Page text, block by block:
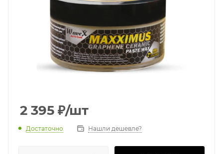
2 395 ₽/шт
Достаточно Нашли дешевле?